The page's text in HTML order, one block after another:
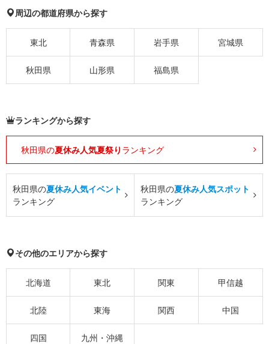
周辺の都道府県から探す
東北 青森県 岩手県 宮城県
秋田県 山形県 福島県
ランキングから探す
秋田県の夏休み人気夏祭り ランキング
秋田県の夏休み人気イベント
ランキング
秋田県の夏休み人気スポット
ランキング
その他のエリアから探す
北海道 東北 関東 甲信越
北陸 東海 関西 中国
四国 九州・沖縄